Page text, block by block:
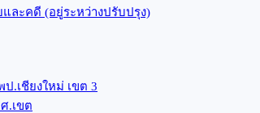
ละคดี (อยู่ระหว่างปรับปรุง)
.เชียงใหม่ เขต 3
.เขต